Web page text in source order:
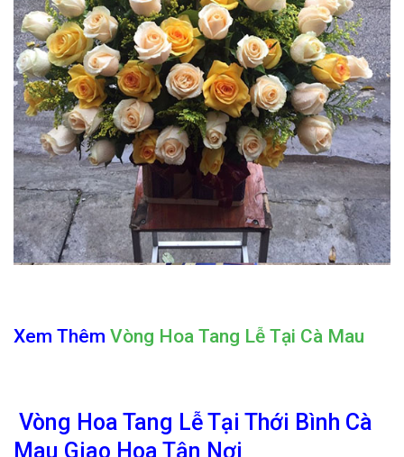
Xem Thêm Vòng Hoa Tang Lễ Tại Cà Mau
Vòng Hoa Tang Lễ Tại Thới Bình Cà
Mau Giao Hoa Tận Nơi